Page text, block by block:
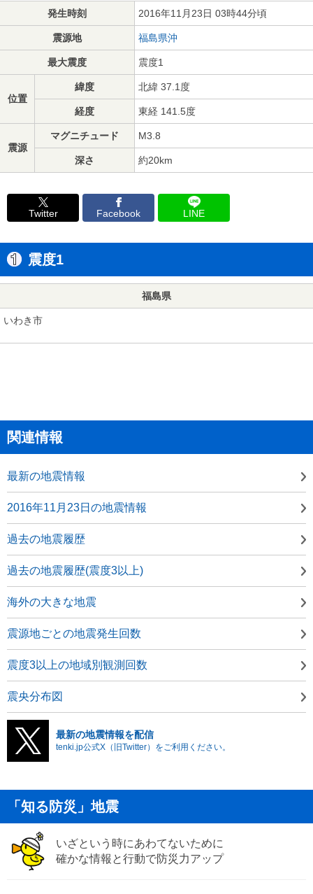
発生時刻 2016年11月23日 03時44分頃
震源地 福島県沖
最大震度 震度1
位置
緯度 北緯 37.1度
経度 東経 141.5度
震源
マグニチュード M3.8
深さ 約20km
Twitter Facebook LINE
震度1
福島県
いわき市
関連情報
最新の地震情報
2016年11月23日の地震情報
過去の地震履歴
過去の地震履歴(震度3以上)
海外の大きな地震
震源地ごとの地震発生回数
震度3以上の地域別観測回数
震央分布図
最新の地震情報を配信
tenki.jp公式X（旧Twitter）をご利用ください。
「知る防災」地震
いざという時にあわてないために
確かな情報と行動で防災力アップ